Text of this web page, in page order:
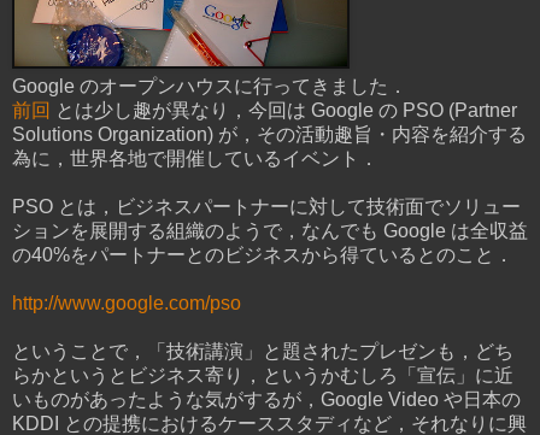
Google のオープンハウスに行ってきました．
前回 とは少し趣が異なり，今回は Google の PSO (Partner
Solutions Organization) が，その活動趣旨・内容を紹介する
為に，世界各地で開催しているイベント．
PSO とは，ビジネスパートナーに対して技術面でソリュー
ションを展開する組織のようで，なんでも Google は全収益
の40%をパートナーとのビジネスから得ているとのこと．
http://www.google.com/pso
ということで，「技術講演」と題されたプレゼンも，どち
らかというとビジネス寄り，というかむしろ「宣伝」に近
いものがあったような気がするが，Google Video や日本の
KDDI との提携におけるケーススタディなど，それなりに興